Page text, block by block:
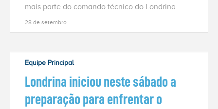
mais parte do comando técnico do Londrina
28 de setembro
Equipe Principal
Londrina iniciou neste sábado a
preparação para enfrentar o